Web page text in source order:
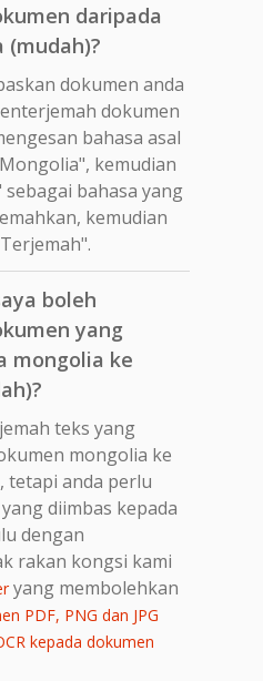
daripada
(mudah)?
dokumen anda
dokumen
bahasa asal
kemudian
bahasa yang
kemudian
boleh
yang
mongolia ke
teks yang
mongolia ke
tetapi anda perlu
diimbas kepada
dengan
rakan kongsi kami
yang membolehkan
PDF, PNG dan JPG
kepada dokumen